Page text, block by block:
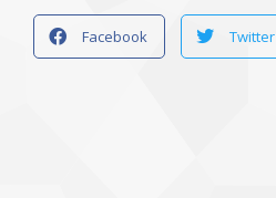
Facebook Twitter